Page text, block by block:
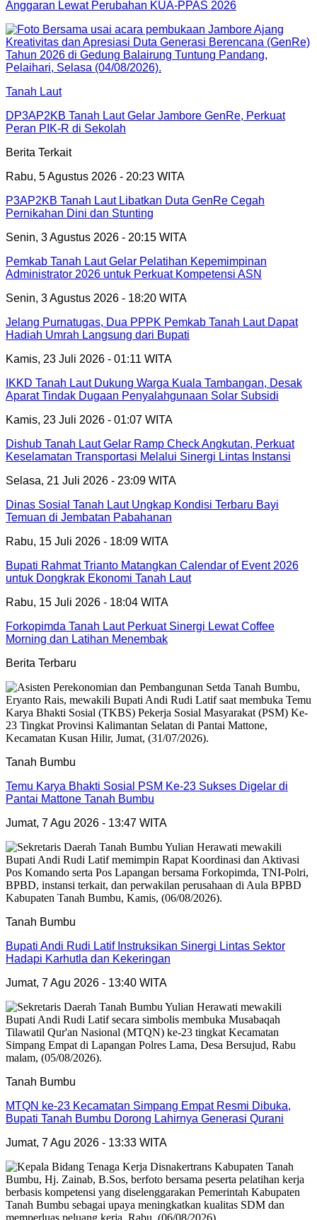
Anggaran Lewat Perubahan KUA-PPAS 2026
Tanah Laut
DP3AP2KB Tanah Laut Gelar Jambore GenRe, Perkuat
Peran PIK-R di Sekolah
Berita Terkait
Rabu, 5 Agustus 2026 - 20:23 WITA
P3AP2KB Tanah Laut Libatkan Duta GenRe Cegah
Pernikahan Dini dan Stunting
Senin, 3 Agustus 2026 - 20:15 WITA
Pemkab Tanah Laut Gelar Pelatihan Kepemimpinan
Administrator 2026 untuk Perkuat Kompetensi ASN
Senin, 3 Agustus 2026 - 18:20 WITA
Jelang Purnatugas, Dua PPPK Pemkab Tanah Laut Dapat
Hadiah Umrah Langsung dari Bupati
Kamis, 23 Juli 2026 - 01:11 WITA
IKKD Tanah Laut Dukung Warga Kuala Tambangan, Desak
Aparat Tindak Dugaan Penyalahgunaan Solar Subsidi
Kamis, 23 Juli 2026 - 01:07 WITA
Dishub Tanah Laut Gelar Ramp Check Angkutan, Perkuat
Keselamatan Transportasi Melalui Sinergi Lintas Instansi
Selasa, 21 Juli 2026 - 23:09 WITA
Dinas Sosial Tanah Laut Ungkap Kondisi Terbaru Bayi
Temuan di Jembatan Pabahanan
Rabu, 15 Juli 2026 - 18:09 WITA
Bupati Rahmat Trianto Matangkan Calendar of Event 2026
untuk Dongkrak Ekonomi Tanah Laut
Rabu, 15 Juli 2026 - 18:04 WITA
Forkopimda Tanah Laut Perkuat Sinergi Lewat Coffee
Morning dan Latihan Menembak
Berita Terbaru
Tanah Bumbu
Temu Karya Bhakti Sosial PSM Ke-23 Sukses Digelar di
Pantai Mattone Tanah Bumbu
Jumat, 7 Agu 2026 - 13:47 WITA
Tanah Bumbu
Bupati Andi Rudi Latif Instruksikan Sinergi Lintas Sektor
Hadapi Karhutla dan Kekeringan
Jumat, 7 Agu 2026 - 13:40 WITA
Tanah Bumbu
MTQN ke-23 Kecamatan Simpang Empat Resmi Dibuka,
Bupati Tanah Bumbu Dorong Lahirnya Generasi Qurani
Jumat, 7 Agu 2026 - 13:33 WITA